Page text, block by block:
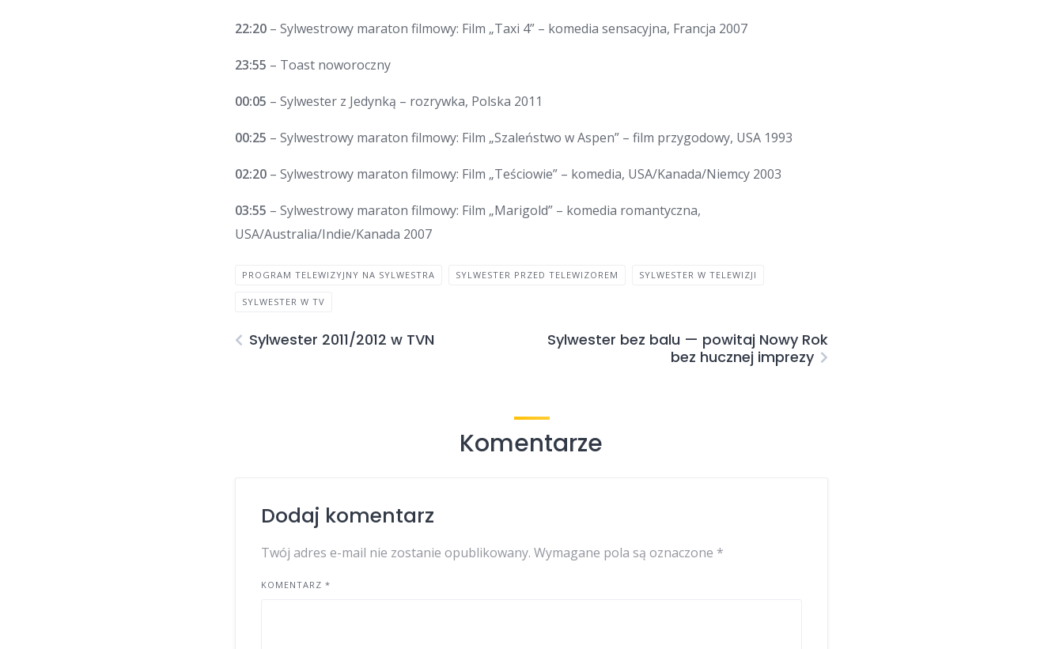
22:20 – Sylwestrowy maraton filmowy: Film „Taxi 4” – komedia sensacyjna, Francja 2007
23:55 – Toast noworoczny
00:05 – Sylwester z Jedynką – rozrywka, Polska 2011
00:25 – Sylwestrowy maraton filmowy: Film „Szaleństwo w Aspen” – film przygodowy, USA 1993
02:20 – Sylwestrowy maraton filmowy: Film „Teściowie” – komedia, USA/Kanada/Niemcy 2003
03:55 – Sylwestrowy maraton filmowy: Film „Marigold” – komedia romantyczna,
USA/Australia/Indie/Kanada 2007
PROGRAM TELEWIZYJNY NA SYLWESTRA SYLWESTER PRZED TELEWIZOREM SYLWESTER W TELEWIZJI
SYLWESTER W TV
Sylwester 2011/2012 w TVN
Sylwester bez balu — powitaj Nowy Rok
bez hucznej imprezy
Komentarze
Dodaj komentarz
Twój adres e-mail nie zostanie opublikowany. Wymagane pola są oznaczone *
KOMENTARZ*